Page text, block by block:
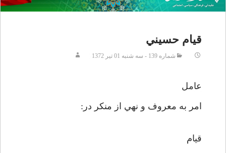
قيام حسيني
شماره 139 - سه شنبه 01 تير 1372
عامل
امر به معروف و نهي از منکر در:
قيام